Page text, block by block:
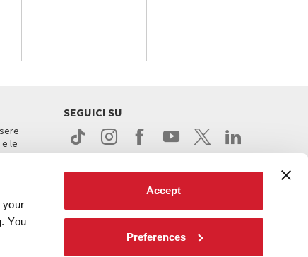
your
You
Accept
Preferences
le
SEGUICI SU